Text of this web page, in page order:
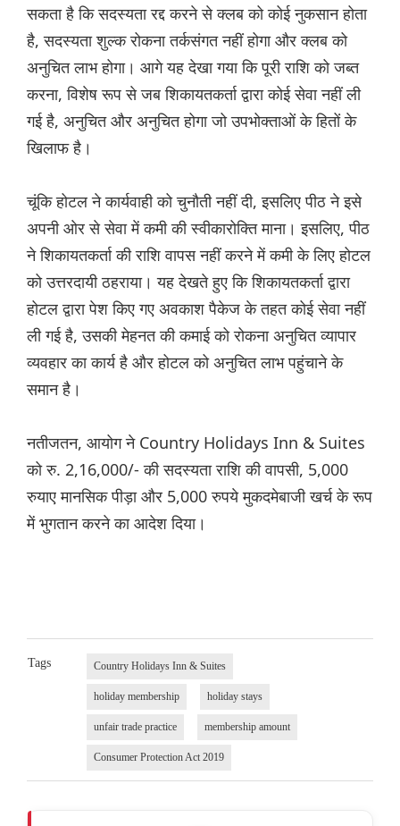
सकता है कि सदस्यता रद्द करने से क्लब को कोई नुकसान होता
है, सदस्यता शुल्क रोकना तर्कसंगत नहीं होगा और क्लब को
अनुचित लाभ होगा। आगे यह देखा गया कि पूरी राशि को जब्त
करना, विशेष रूप से जब शिकायतकर्ता द्वारा कोई सेवा नहीं ली
गई है, अनुचित और अनुचित होगा जो उपभोक्ताओं के हितों के
खिलाफ है।
चूंकि होटल ने कार्यवाही को चुनौती नहीं दी, इसलिए पीठ ने इसे
अपनी ओर से सेवा में कमी की स्वीकारोक्ति माना। इसलिए, पीठ
ने शिकायतकर्ता की राशि वापस नहीं करने में कमी के लिए होटल
को उत्तरदायी ठहराया। यह देखते हुए कि शिकायतकर्ता द्वारा
होटल द्वारा पेश किए गए अवकाश पैकेज के तहत कोई सेवा नहीं
ली गई है, उसकी मेहनत की कमाई को रोकना अनुचित व्यापार
व्यवहार का कार्य है और होटल को अनुचित लाभ पहुंचाने के
समान है।
नतीजतन, आयोग ने Country Holidays Inn & Suites
को रु. 2,16,000/- की सदस्यता राशि की वापसी, 5,000
रुयाए मानसिक पीड़ा और 5,000 रुपये मुकदमेबाजी खर्च के रूप
में भुगतान करने का आदेश दिया।
Tags Country Holidays Inn & Suites
holiday membership holiday stays
unfair trade practice membership amount
Consumer Protection Act 2019